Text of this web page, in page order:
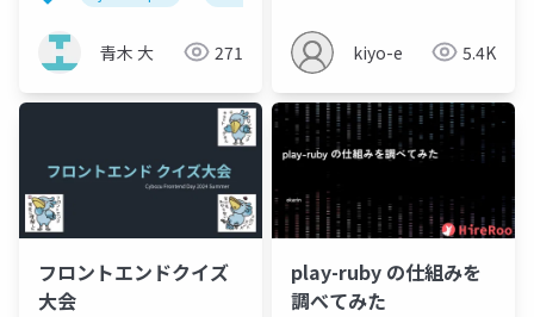
青木 大 271
使う理由
kiyo-e 5.4K
フロントエンドクイズ
大会
play-ruby の仕組みを
調べてみた